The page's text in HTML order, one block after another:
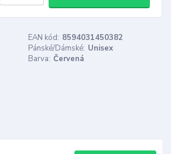
EAN kód: 8594031450382
Pánské/Dámské: Unisex
Barva: Červená